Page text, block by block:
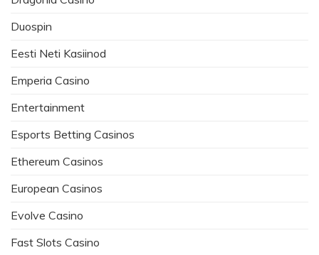
Duospin
Eesti Neti Kasiinod
Emperia Casino
Entertainment
Esports Betting Casinos
Ethereum Casinos
European Casinos
Evolve Casino
Fast Slots Casino